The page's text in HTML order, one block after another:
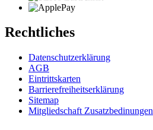
Rechtliches
Datenschutzerklärung
AGB
Eintrittskarten
Barrierefreiheitserklärung
Sitemap
Mitgliedschaft Zusatzbedinungen